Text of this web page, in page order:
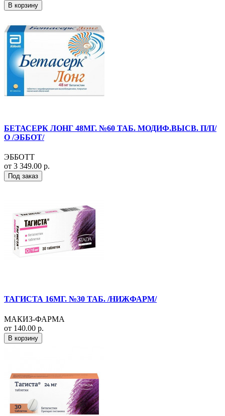
В корзину
БЕТАСЕРК ЛОНГ 48МГ. №60 ТАБ. МОДИФ.ВЫСВ. П/П/
О /ЭББОТ/
ЭББОТТ
от 3 349.00 р.
Под заказ
ТАГИСТА 16МГ. №30 ТАБ. /НИЖФАРМ/
МАКИЗ-ФАРМА
от 140.00 р.
В корзину